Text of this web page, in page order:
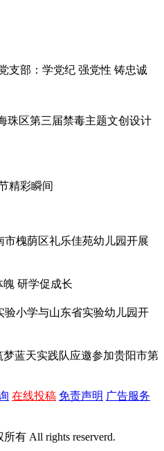
支部：学党纪 强党性 铸忠诚
珠区第三届禁毒主题文创设计
精彩瞬间
槐荫区礼乐佳苑幼儿园开展
研学促成长
验小学与山东省实验幼儿园开
蓝天实践队应邀参加贵阳市第
在线投稿 免责声明 广告服务
有 All rights reserverd.